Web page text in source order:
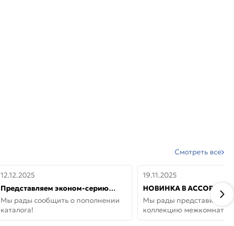
Смотреть все
12.12.2025
Представляем эконом-серию
дверей от бренда Portika, где цена
не значит «просто»
Мы рады сообщить о пополнении
каталога!
19.11.2025
НОВИНКА В
ДВЕРИ GLOSSMAT —
НЕОКЛАССИКА И УЮТ
Мы рады представить
коллекцию
GlossMat